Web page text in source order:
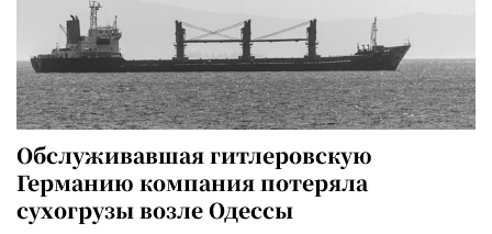
Обслуживавшая гитлеровскую
Германию компания потеряла
сухогрузы возле Одессы